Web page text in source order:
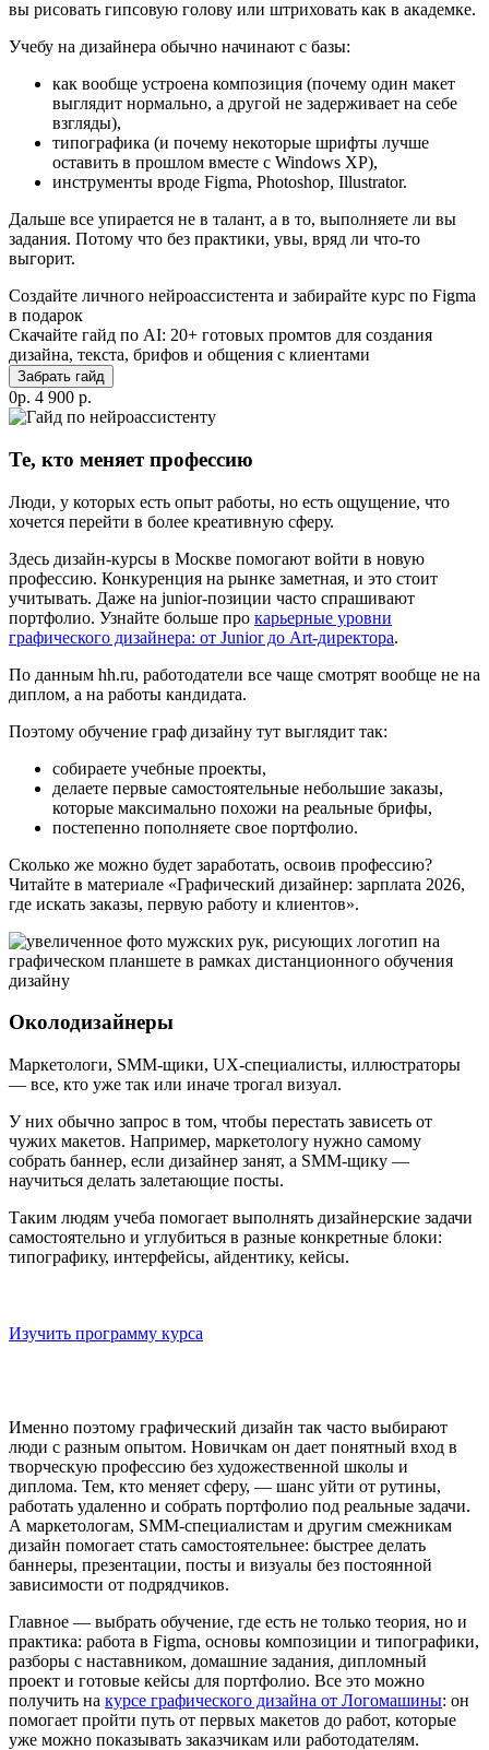
вы рисовать гипсовую голову или штриховать как в академке.
Учебу на дизайнера обычно начинают с базы:
как вообще устроена композиция (почему один макет
выглядит нормально, а другой не задерживает на себе
взгляды),
типографика (и почему некоторые шрифты лучше
оставить в прошлом вместе с Windows XP),
инструменты вроде Figma, Photoshop, Illustrator.
Дальше все упирается не в талант, а в то, выполняете ли вы
задания. Потому что без практики, увы, вряд ли что-то
выгорит.
Cоздайте личного нейроассистента и забирайте курс по Figma
в подарок
Скачайте гайд по AI: 20+ готовых промтов для создания
дизайна, текста, брифов и общения с клиентами
Забрать гайд
0р. 4 900 р.
Те, кто меняет профессию
Люди, у которых есть опыт работы, но есть ощущение, что
хочется перейти в более креативную сферу.
Здесь дизайн-курсы в Москве помогают войти в новую
профессию. Конкуренция на рынке заметная, и это стоит
учитывать. Даже на junior-позиции часто спрашивают
портфолио. Узнайте больше про карьерные уровни
графического дизайнера: от Junior до Art-директора.
По данным hh.ru, работодатели все чаще смотрят вообще не на
диплом, а на работы кандидата.
Поэтому обучение граф дизайну тут выглядит так:
собираете учебные проекты,
делаете первые самостоятельные небольшие заказы,
которые максимально похожи на реальные брифы,
постепенно пополняете свое портфолио.
Сколько же можно будет заработать, освоив профессию?
Читайте в материале «Графический дизайнер: зарплата 2026,
где искать заказы, первую работу и клиентов».
Околодизайнеры
Маркетологи, SMM-щики, UX-специалисты, иллюстраторы
— все, кто уже так или иначе трогал визуал.
У них обычно запрос в том, чтобы перестать зависеть от
чужих макетов. Например, маркетологу нужно самому
собрать баннер, если дизайнер занят, а SMM-щику —
научиться делать залетающие посты.
Таким людям учеба помогает выполнять дизайнерские задачи
самостоятельно и углубиться в разные конкретные блоки:
типографику, интерфейсы, айдентику, кейсы.
Изучить программу курса
Именно поэтому графический дизайн так часто выбирают
люди с разным опытом. Новичкам он дает понятный вход в
творческую профессию без художественной школы и
диплома. Тем, кто меняет сферу, — шанс уйти от рутины,
работать удаленно и собрать портфолио под реальные задачи.
А маркетологам, SMM-специалистам и другим смежникам
дизайн помогает стать самостоятельнее: быстрее делать
баннеры, презентации, посты и визуалы без постоянной
зависимости от подрядчиков.
Главное — выбрать обучение, где есть не только теория, но и
практика: работа в Figma, основы композиции и типографики,
разборы с наставником, домашние задания, дипломный
проект и готовые кейсы для портфолио. Все это можно
получить на курсе графического дизайна от Логомашины: он
помогает пройти путь от первых макетов до работ, которые
уже можно показывать заказчикам или работодателям.